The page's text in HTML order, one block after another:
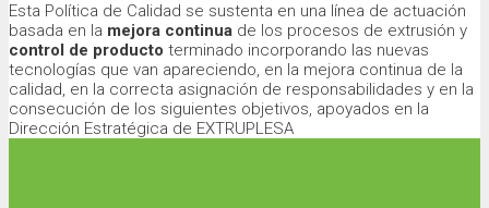
Esta Política de Calidad se sustenta en una línea de actuación
basada en la mejora continua de los procesos de extrusión y
control de producto terminado incorporando las nuevas
tecnologías que van apareciendo, en la mejora continua de la
calidad, en la correcta asignación de responsabilidades y en la
consecución de los siguientes objetivos, apoyados en la
Dirección Estratégica de EXTRUPLESA